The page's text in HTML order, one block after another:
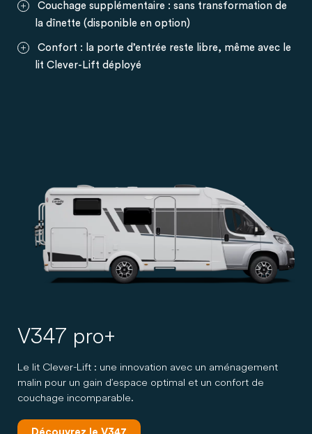
Couchage supplémentaire : sans transformation de
la dînette (disponible en option)
Confort : la porte d’entrée reste libre, même avec le
lit Clever-Lift déployé
V347 pro+
Le lit Clever-Lift : une innovation avec un aménagement
malin pour un gain d’espace optimal et un confort de
couchage incomparable.